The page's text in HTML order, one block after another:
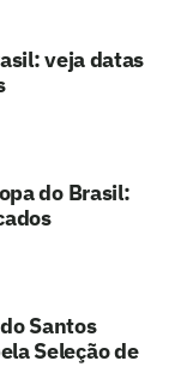
veja datas
do Brasil:
Santos
Seleção de